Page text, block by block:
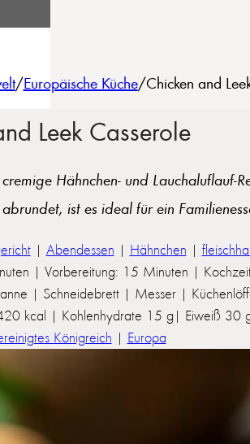
/Europäische Küche/Chicken and
Leek Casserole
Hähnchen- und
ist es ideal für ein
| Abendessen | Hähnchen |
| Vorbereitung: 15 Minuten |
| Schneidebrett | Messer |
kcal | Kohlenhydrate 15 g| Eiweiß 30
Königreich | Europa